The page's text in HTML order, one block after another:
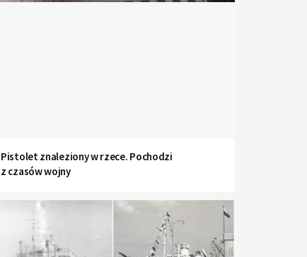
Pistolet znaleziony w rzece. Pochodzi
z czasów wojny